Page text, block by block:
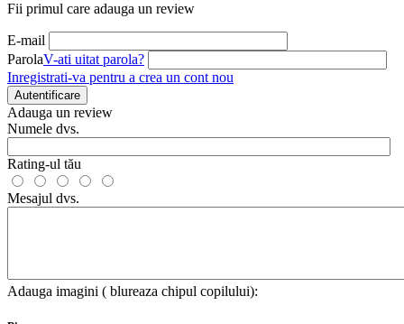
Fii primul care adauga un review
E-mail
ParolaV-ati uitat parola?
Inregistrati-va pentru a crea un cont nou
Autentificare
Adauga un review
Numele dvs.
Rating-ul tău
Mesajul dvs.
Adauga imagini ( blureaza chipul copilului):